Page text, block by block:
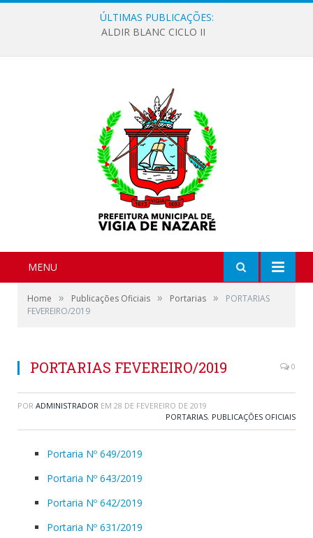
ÚLTIMAS PUBLICAÇÕES:
ALDIR BLANC CICLO II
MENU
Home » Publicações Oficiais » Portarias »
PORTARIAS
FEVEREIRO/2019
PORTARIAS FEVEREIRO/2019 0
POR ADMINISTRADOR EM 28 DE FEVEREIRO DE 2019
PORTARIAS, PUBLICAÇÕES OFICIAIS
Portaria Nº 649/2019
Portaria Nº 643/2019
Portaria Nº 642/2019
Portaria Nº 631/2019